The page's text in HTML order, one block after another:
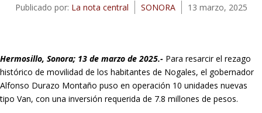
Publicado por: La nota central SONORA 13 marzo, 2025
Hermosillo, Sonora; 13 de marzo de 2025.- Para resarcir el rezago
histórico de movilidad de los habitantes de Nogales, el gobernador
Alfonso Durazo Montaño puso en operación 10 unidades nuevas
tipo Van, con una inversión requerida de 7.8 millones de pesos.